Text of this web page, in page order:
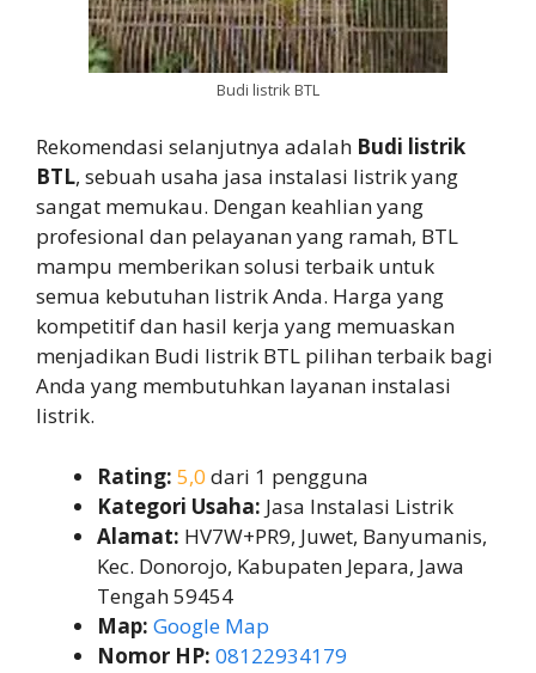
Budi listrik BTL
Rekomendasi selanjutnya adalah Budi listrik
BTL, sebuah usaha jasa instalasi listrik yang
sangat memukau. Dengan keahlian yang
profesional dan pelayanan yang ramah, BTL
mampu memberikan solusi terbaik untuk
semua kebutuhan listrik Anda. Harga yang
kompetitif dan hasil kerja yang memuaskan
menjadikan Budi listrik BTL pilihan terbaik bagi
Anda yang membutuhkan layanan instalasi
listrik.
Rating: 5,0 dari 1 pengguna
Kategori Usaha: Jasa Instalasi Listrik
Alamat: HV7W+PR9, Juwet, Banyumanis,
Kec. Donorojo, Kabupaten Jepara, Jawa
Tengah 59454
Map: Google Map
Nomor HP: 08122934179